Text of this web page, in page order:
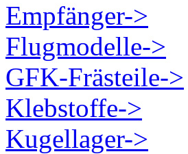
Empfänger->
Flugmodelle->
GFK-Frästeile->
Klebstoffe->
Kugellager->